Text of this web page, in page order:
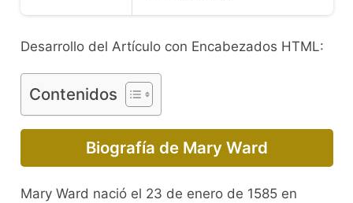
Desarrollo del Artículo con Encabezados HTML:
Contenidos
Biografía de Mary Ward
Mary Ward nació el 23 de enero de 1585 en